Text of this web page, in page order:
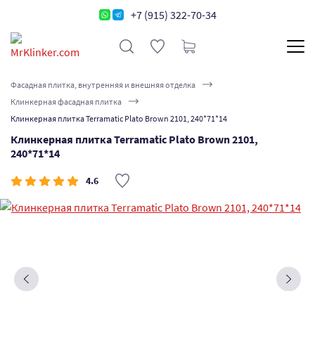
+7 (915) 322-70-34
Фасадная плитка, внутренняя и внешняя отделка
Клинкерная фасадная плитка
Клинкерная плитка Terramatic Plato Brown 2101, 240*71*14
Клинкерная плитка Terramatic Plato Brown 2101,
240*71*14
4.6